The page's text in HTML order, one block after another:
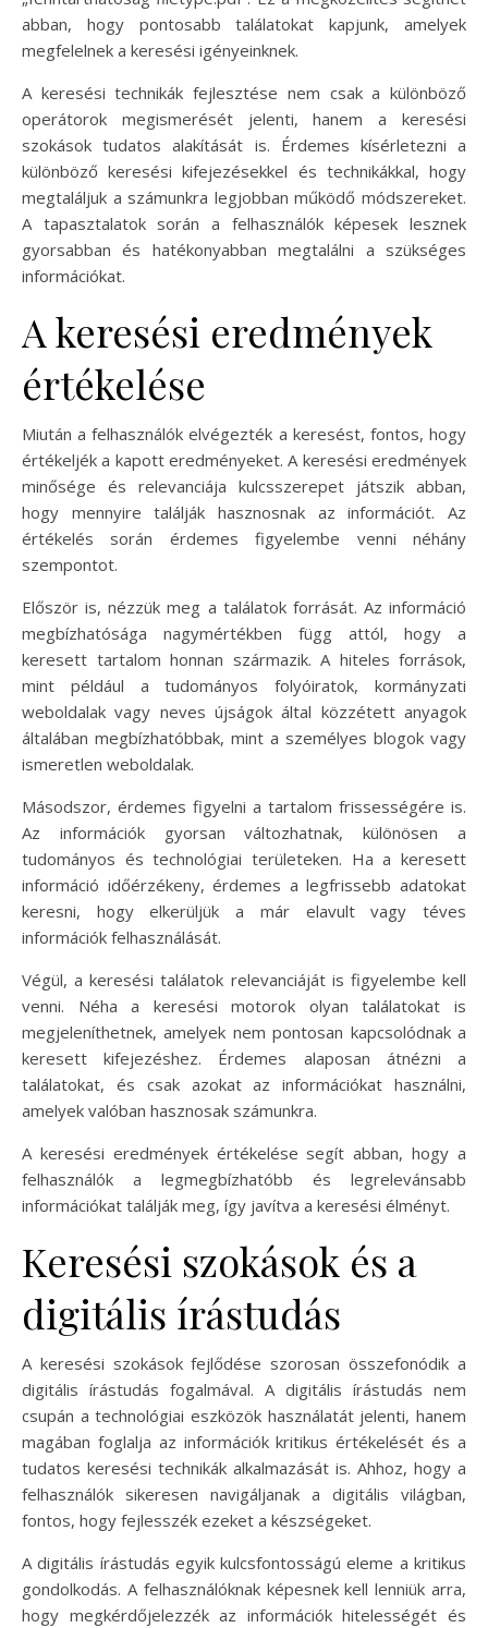
abban, hogy pontosabb találatokat kapjunk, amelyek
megfelelnek a keresési igényeinknek.
A keresési technikák fejlesztése nem csak a különböző
operátorok megismerését jelenti, hanem a keresési
szokások tudatos alakítását is. Érdemes kísérletezni a
különböző keresési kifejezésekkel és technikákkal, hogy
megtaláljuk a számunkra legjobban működő módszereket.
A tapasztalatok során a felhasználók képesek lesznek
gyorsabban és hatékonyabban megtalálni a szükséges
információkat.
A keresési eredmények
értékelése
Miután a felhasználók elvégezték a keresést, fontos, hogy
értékeljék a kapott eredményeket. A keresési eredmények
minősége és relevanciája kulcsszerepet játszik abban,
hogy mennyire találják hasznosnak az információt. Az
értékelés során érdemes figyelembe venni néhány
szempontot.
Először is, nézzük meg a találatok forrását. Az információ
megbízhatósága nagymértékben függ attól, hogy a
keresett tartalom honnan származik. A hiteles források,
mint például a tudományos folyóiratok, kormányzati
weboldalak vagy neves újságok által közzétett anyagok
általában megbízhatóbbak, mint a személyes blogok vagy
ismeretlen weboldalak.
Másodszor, érdemes figyelni a tartalom frissességére is.
Az információk gyorsan változhatnak, különösen a
tudományos és technológiai területeken. Ha a keresett
információ időérzékeny, érdemes a legfrissebb adatokat
keresni, hogy elkerüljük a már elavult vagy téves
információk felhasználását.
Végül, a keresési találatok relevanciáját is figyelembe kell
venni. Néha a keresési motorok olyan találatokat is
megjeleníthetnek, amelyek nem pontosan kapcsolódnak a
keresett kifejezéshez. Érdemes alaposan átnézni a
találatokat, és csak azokat az információkat használni,
amelyek valóban hasznosak számunkra.
A keresési eredmények értékelése segít abban, hogy a
felhasználók a legmegbízhatóbb és legrelevánsabb
információkat találják meg, így javítva a keresési élményt.
Keresési szokások és a
digitális írástudás
A keresési szokások fejlődése szorosan összefonódik a
digitális írástudás fogalmával. A digitális írástudás nem
csupán a technológiai eszközök használatát jelenti, hanem
magában foglalja az információk kritikus értékelését és a
tudatos keresési technikák alkalmazását is. Ahhoz, hogy a
felhasználók sikeresen navigáljanak a digitális világban,
fontos, hogy fejlesszék ezeket a készségeket.
A digitális írástudás egyik kulcsfontosságú eleme a kritikus
gondolkodás. A felhasználóknak képesnek kell lenniük arra,
hogy megkérdőjelezzék az információk hitelességét és